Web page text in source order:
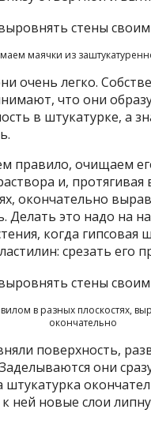
маячки из
очень легко.
что они
в штукатурке, а
правило, очищаем
и, протягивая
окончательно
Делать это надо на
когда гипсовая
срезать его
в разных плоскостях,
окончательно
поверхность,
они
штукатурка
к ней новые слои